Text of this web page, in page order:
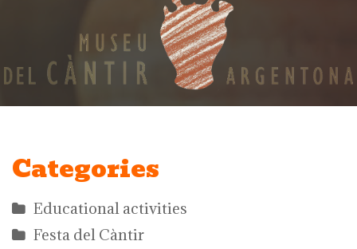
Categories
Educational activities
Festa del Càntir